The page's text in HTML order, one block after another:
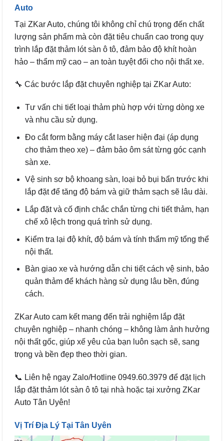
Auto
Tại ZKar Auto, chúng tôi không chỉ chú trọng đến chất
lượng sản phẩm mà còn đặt tiêu chuẩn cao trong quy
trình lắp đặt thảm lót sàn ô tô, đảm bảo độ khít hoàn
hảo – thẩm mỹ cao – an toàn tuyệt đối cho nội thất xe.
🔧 Các bước lắp đặt chuyên nghiệp tại ZKar Auto:
Tư vấn chi tiết loại thảm phù hợp với từng dòng xe
và nhu cầu sử dụng.
Đo cắt form bằng máy cắt laser hiện đại (áp dụng
cho thảm theo xe) – đảm bảo ôm sát từng góc cạnh
sàn xe.
Vệ sinh sơ bộ khoang sàn, loại bỏ bụi bẩn trước khi
lắp đặt để tăng độ bám và giữ thảm sạch sẽ lâu dài.
Lắp đặt và cố định chắc chắn từng chi tiết thảm, hạn
chế xô lệch trong quá trình sử dụng.
Kiểm tra lại độ khít, độ bám và tính thẩm mỹ tổng thể
nội thất.
Bàn giao xe và hướng dẫn chi tiết cách vệ sinh, bảo
quản thảm để khách hàng sử dụng lâu bền, đúng
cách.
ZKar Auto cam kết mang đến trải nghiệm lắp đặt
chuyên nghiệp – nhanh chóng – không làm ảnh hưởng
nội thất gốc, giúp xế yêu của bạn luôn sạch sẽ, sang
trọng và bền đẹp theo thời gian.
📞 Liên hệ ngay Zalo/Hotline 0949.60.3979 để đặt lịch
lắp đặt thảm lót sàn ô tô tại nhà hoặc tại xưởng ZKar
Auto Tân Uyên!
Vị Trí Địa Lý Tại Tân Uyên